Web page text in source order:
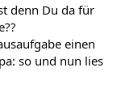
denn Du da für
einen
so und nun lies